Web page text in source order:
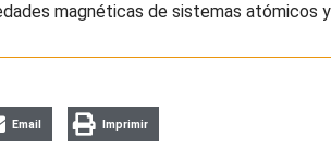
magnéticas de sistemas atómicos
Email Imprimir